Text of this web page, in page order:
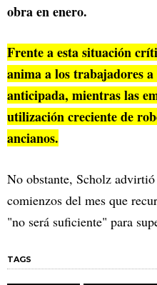
obra en enero.
Frente a esta situación
anima a los trabajadores
anticipada, mientras las
utilización creciente de
ancianos.
No obstante, Scholz
comienzos del mes que
"no será suficiente" para
TAGS